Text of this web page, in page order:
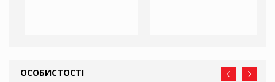
ОСОБИСТОСТІ